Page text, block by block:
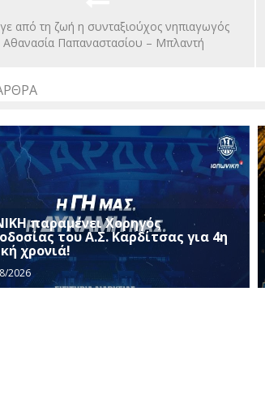
από τη ζωή η συνταξιούχος νηπιαγωγός
Αθανασία Παπαναστασίου – Μπλαντή
παραμένει Χορηγός
του Α.Σ. Καρδίτσας για 4η
χρονιά!
2026